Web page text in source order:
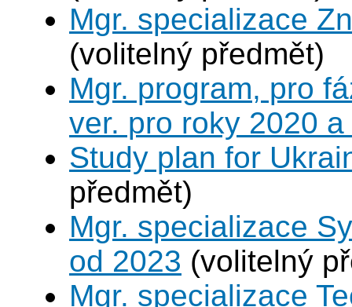
Mgr. specializace
(volitelný předmět)
Mgr. program, pro
ver. pro roky 2020
Study plan for
předmět)
Mgr. specializace
od 2023 (volitelný
Mgr. specializace